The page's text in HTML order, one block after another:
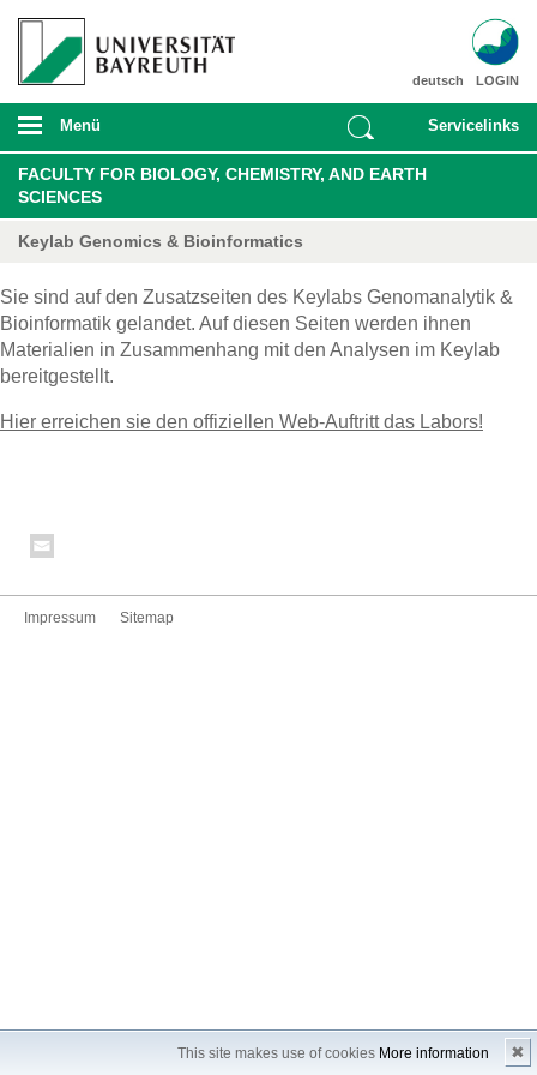
This site makes use of cookies More information ✖
LOGIN
deutsch
Menü Servicelinks
FACULTY FOR BIOLOGY, CHEMISTRY, AND EARTH
SCIENCES
Keylab Genomics & Bioinformatics
Sie sind auf den Zusatzseiten des Keylabs Genomanalytik &
Bioinformatik gelandet. Auf diesen Seiten werden ihnen
Materialien in Zusammenhang mit den Analysen im Keylab
bereitgestellt.
Hier erreichen sie den offiziellen Web-Auftritt das Labors!
Impressum Sitemap